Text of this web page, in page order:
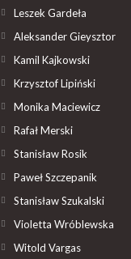
Leszek Gardeła
Aleksander Gieysztor
Kamil Kajkowski
Krzysztof Lipiński
Monika Maciewicz
Rafał Merski
Stanisław Rosik
Paweł Szczepanik
Stanisław Szukalski
Violetta Wróblewska
Witold Vargas